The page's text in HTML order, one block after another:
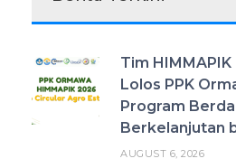
Tim
Lolos PPK
Program
Berkelanjutan
AUGUST 6, 2026